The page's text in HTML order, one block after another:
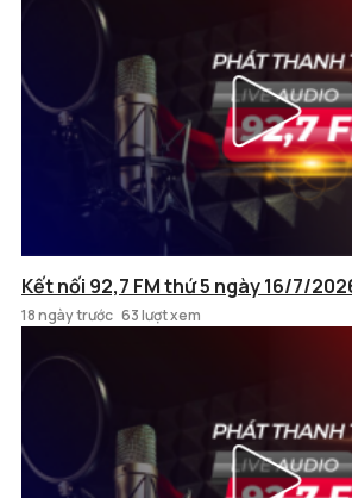
Kết nối 92,7 FM thứ 5 ngày 16/7/
18 ngày trước 63 lượt xem